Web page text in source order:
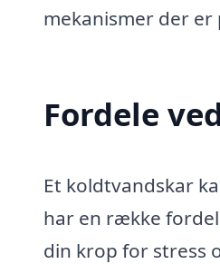
mekanismer der
Fordele
Et koldtvandskar
har en række
din krop for stress